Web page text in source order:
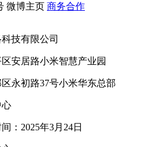
微博主页 商务合作
技有限公司
安居路小米智慧产业园
永初路37号小米华东总部
心
：2025年3月24日